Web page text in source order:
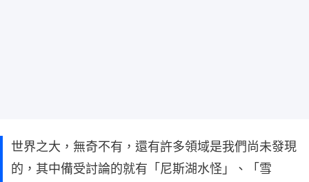
世界之大，無奇不有，還有許多領域是我們尚未發現
的，其中備受討論的就有「尼斯湖水怪」、「雪